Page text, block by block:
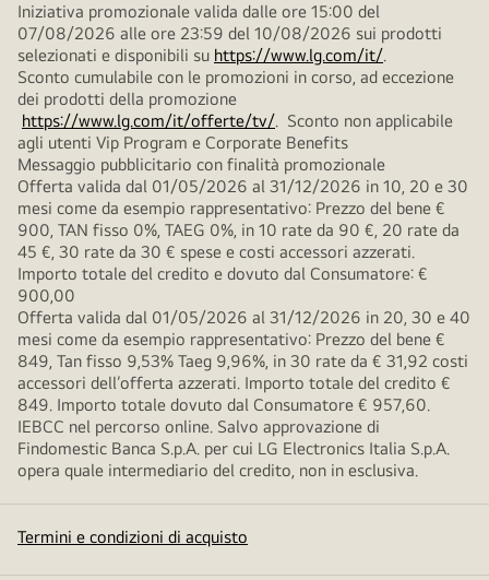
Iniziativa promozionale valida dalle ore 15:00 del
07/08/2026 alle ore 23:59 del 10/08/2026 sui prodotti
selezionati e disponibili su https://www.lg.com/it/.
Sconto cumulabile con le promozioni in corso, ad eccezione
dei prodotti della promozione
https://www.lg.com/it/offerte/tv/. Sconto non applicabile
agli utenti Vip Program e Corporate Benefits
Messaggio pubblicitario con finalità promozionale
Offerta valida dal 01/05/2026 al 31/12/2026 in 10, 20 e 30
mesi come da esempio rappresentativo: Prezzo del bene €
900, TAN fisso 0%, TAEG 0%, in 10 rate da 90 €, 20 rate da
45 €, 30 rate da 30 € spese e costi accessori azzerati.
Importo totale del credito e dovuto dal Consumatore: €
900,00
Offerta valida dal 01/05/2026 al 31/12/2026 in 20, 30 e 40
mesi come da esempio rappresentativo: Prezzo del bene €
849, Tan fisso 9,53% Taeg 9,96%, in 30 rate da € 31,92 costi
accessori dell’offerta azzerati. Importo totale del credito €
849. Importo totale dovuto dal Consumatore € 957,60.
IEBCC nel percorso online. Salvo approvazione di
Findomestic Banca S.p.A. per cui LG Electronics Italia S.p.A.
opera quale intermediario del credito, non in esclusiva.
Termini e condizioni di acquisto